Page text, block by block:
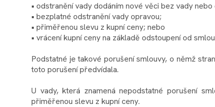
• odstranění vady dodáním nové věci bez vady
• bezplatné odstranění vady opravou;
• přiměřenou slevu z kupní ceny; nebo
• vrácení kupní ceny na základě odstoupení od
Podstatné je takové porušení smlouvy, o němž
toto porušení předvídala.
U vady, která znamená nepodstatné porušení
přiměřenou slevu z kupní ceny.